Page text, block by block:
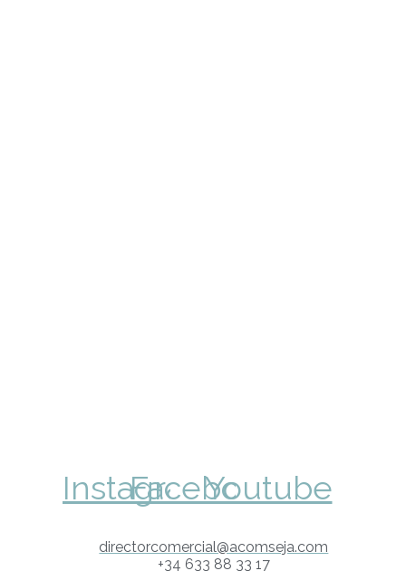
Instagram
Facebook
Youtube
directorcomercial@acomseja.com
+34 633 88 33 17